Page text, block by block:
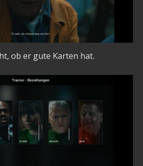
ob er gute Karten hat.